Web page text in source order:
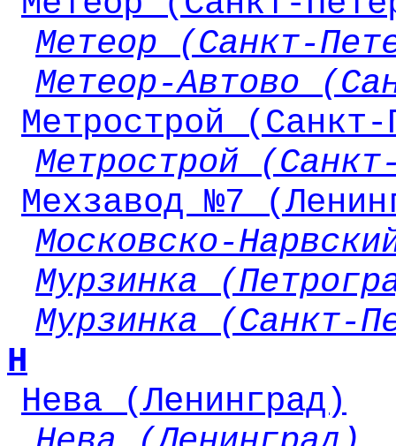
Метеор (Санкт-
Метеор-Автово
Метрострой (Санкт-
Метрострой
Мехзавод №7
Московско-
Мурзинка
Мурзинка (Санкт-
Н
Нева (Ленинград)